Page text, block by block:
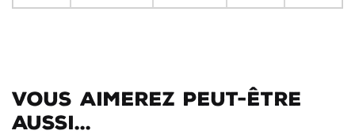
Vous aimerez peut-être
aussi...